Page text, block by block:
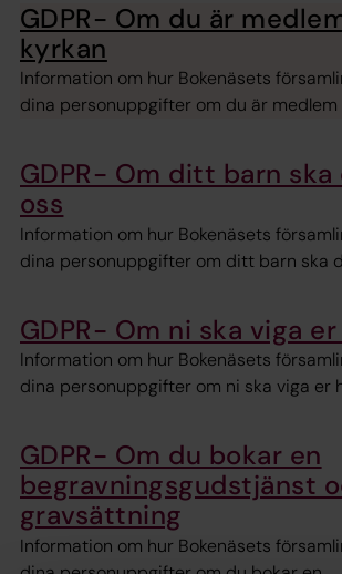
GDPR- Om du är
kyrkan
Information om hur Bokenäsets
dina personuppgifter om du är medlem
GDPR- Om ditt barn ska
oss
Information om hur Bokenäsets
dina personuppgifter om ditt barn ska
GDPR- Om ni ska viga
Information om hur Bokenäsets
dina personuppgifter om ni ska viga er
GDPR- Om du bokar en
begravningsgudstjänst
gravsättning
Information om hur Bokenäsets